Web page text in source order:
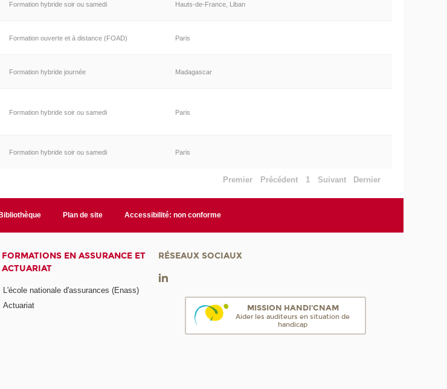
Formation hybride soir ou samedi Hauts-de-France, Liban
Formation ouverte et à distance (FOAD) Paris
Formation hybride journée Madagascar
Formation hybride soir ou samedi Paris
Formation hybride soir ou samedi Paris
Premier Précédent 1 Suivant Dernier
Bibliothèque Plan de site Accessibilité: non conforme
FORMATIONS EN ASSURANCE ET
ACTUARIAT
L'école nationale d'assurances (Enass)
Actuariat
RÉSEAUX SOCIAUX
MISSION HANDI'CNAM
Aider les auditeurs en situation de
handicap